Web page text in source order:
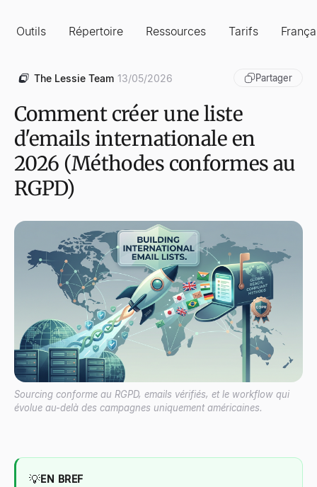
Outils Répertoire Ressources Tarifs
The Lessie Team 13/05/2026 Partager
Comment créer une liste
d'emails internationale en
2026 (Méthodes conformes au
RGPD)
Sourcing conforme au RGPD, emails vérifiés, et le workflow qui
évolue au-delà des campagnes uniquement américaines.
💡EN BREF